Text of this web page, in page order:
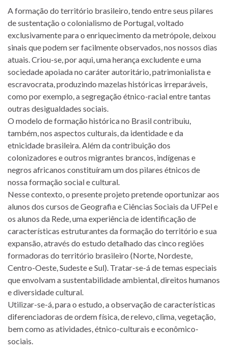
A formação do território brasileiro, tendo entre seus pilares
de sustentação o colonialismo de Portugal, voltado
exclusivamente para o enriquecimento da metrópole, deixou
sinais que podem ser facilmente observados, nos nossos dias
atuais. Criou-se, por aqui, uma herança excludente e uma
sociedade apoiada no caráter autoritário, patrimonialista e
escravocrata, produzindo mazelas históricas irreparáveis,
como por exemplo, a segregação étnico-racial entre tantas
outras desigualdades sociais.
O modelo de formação histórica no Brasil contribuiu,
também, nos aspectos culturais, da identidade e da
etnicidade brasileira. Além da contribuição dos
colonizadores e outros migrantes brancos, indígenas e
negros africanos constituíram um dos pilares étnicos de
nossa formação social e cultural.
Nesse contexto, o presente projeto pretende oportunizar aos
alunos dos cursos de Geografia e Ciências Sociais da UFPel e
os alunos da Rede, uma experiência de identificação de
características estruturantes da formação do território e sua
expansão, através do estudo detalhado das cinco regiões
formadoras do território brasileiro (Norte, Nordeste,
Centro-Oeste, Sudeste e Sul). Tratar-se-á de temas especiais
que envolvam a sustentabilidade ambiental, direitos humanos
e diversidade cultural.
Utilizar-se-á, para o estudo, a observação de características
diferenciadoras de ordem física, de relevo, clima, vegetação,
bem como as atividades, étnico-culturais e econômico-
sociais.